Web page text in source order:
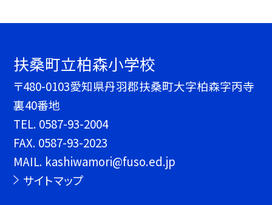
扶桑町立柏森小学校
〒480-0103愛知県丹羽郡扶桑町大字柏森字丙寺
裏40番地
TEL. 0587-93-2004
FAX. 0587-93-2023
MAIL. kashiwamori@fuso.ed.jp
サイトマップ